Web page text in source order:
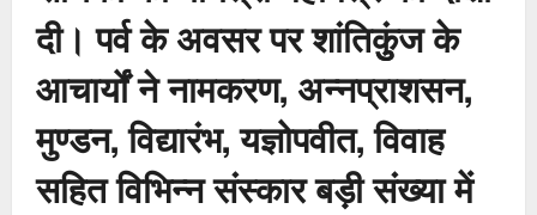
दी। पर्व के अवसर पर शांतिकुुंज के
आचार्यों ने नामकरण, अन्नप्राशसन,
मुण्डन, विद्यारंभ, यज्ञोपवीत, विवाह
सहित विभिन्न संस्कार बड़ी संख्या में